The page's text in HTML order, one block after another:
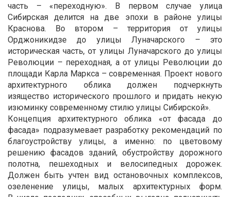
часть – «переходную». В первом случае улица
Сибирская делится на две эпохи в районе улицы
Краснова. Во втором – территория от улицы
Орджоникидзе до улицы Луначарского – это
историческая часть, от улицы Луначарского до улицы
Революции – переходная, а от улицы Революции до
площади Карла Маркса – современная. Проект нового
архитектурного облика должен подчеркнуть
изящество исторического прошлого и придать некую
изюминку современному стилю улицы Сибирской».
Концепция архитектурного облика «от фасада до
фасада» подразумевает разработку рекомендаций по
благоустройству улицы, а именно: по цветовому
решению фасадов зданий, обустройству дорожного
полотна, пешеходных и велосипедных дорожек.
Должен быть учтен вид остановочных комплексов,
озеленение улицы, малых архитектурных форм.